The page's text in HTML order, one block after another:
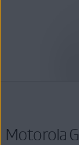
Motorola G